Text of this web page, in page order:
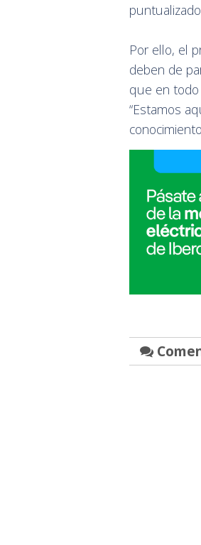
Por ello, el
deben de
que en todo
“Estamos